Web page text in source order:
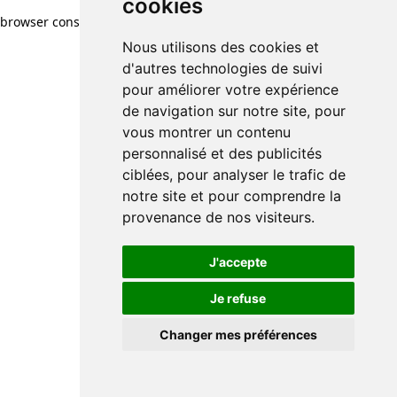
cookies
Nous utilisons des cookies et
d'autres technologies de suivi
pour améliorer votre expérience
de navigation sur notre site, pour
vous montrer un contenu
personnalisé et des publicités
ciblées, pour analyser le trafic de
notre site et pour comprendre la
provenance de nos visiteurs.
J'accepte
Je refuse
Changer mes préférences
browser console for more information)